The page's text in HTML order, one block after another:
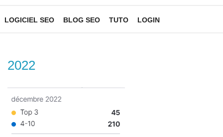
LOGICIEL SEO BLOG SEO TUTO LOGIN
2022